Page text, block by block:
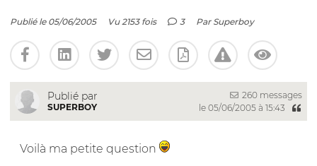
Publié le 05/06/2005 Vu 2153 fois 3 Par Superboy
Publié par
SUPERBOY
260 messages
le 05/06/2005 à 15:43
Voilà ma petite question